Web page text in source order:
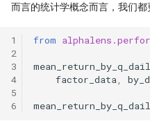
而言的统计学概念而言，我们都
1
2
3
4
5
6
from
factor_data,